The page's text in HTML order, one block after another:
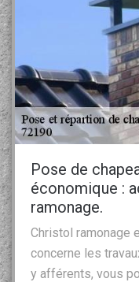
Pose de
économique :
ramonage.
Christol ramonage
concerne les
y afférents, vous